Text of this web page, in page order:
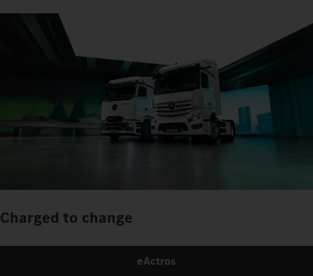
Charged to change
eActros